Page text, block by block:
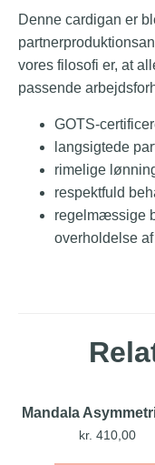
Denne cardigan er
vores filosofi er, at
passende
GOTS-
langsigtede
rimelige
respektfuld
regelmæssige
overholdelse
Mandala
kr. 410,00